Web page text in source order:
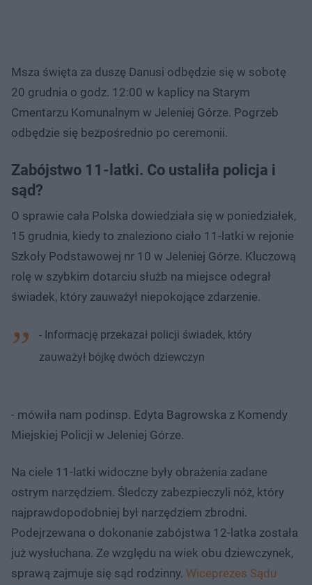
Msza święta za duszę Danusi odbędzie się w sobotę
20 grudnia o godz. 12:00 w kaplicy na Starym
Cmentarzu Komunalnym w Jeleniej Górze. Pogrzeb
odbędzie się bezpośrednio po ceremonii.
Zabójstwo 11-latki. Co ustaliła policja i
sąd?
O sprawie cała Polska dowiedziała się w poniedziałek,
15 grudnia, kiedy to znaleziono ciało 11-latki w rejonie
Szkoły Podstawowej nr 10 w Jeleniej Górze. Kluczową
rolę w szybkim dotarciu służb na miejsce odegrał
świadek, który zauważył niepokojące zdarzenie.
- Informację przekazał policji świadek, który
zauważył bójkę dwóch dziewczyn
- mówiła nam podinsp. Edyta Bagrowska z Komendy
Miejskiej Policji w Jeleniej Górze.
Na ciele 11-latki widoczne były obrażenia zadane
ostrym narzędziem. Śledczy zabezpieczyli nóż, który
najprawdopodobniej był narzędziem zbrodni.
Podejrzewana o dokonanie zabójstwa 12-latka została
już wysłuchana. Ze względu na wiek obu dziewczynek,
sprawą zajmuje się sąd rodzinny. Wiceprezes Sądu